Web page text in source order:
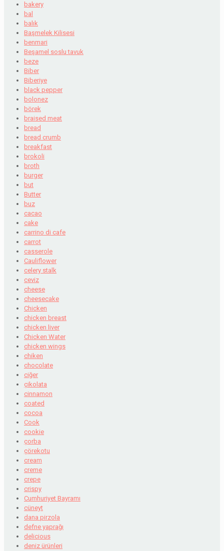
bakery
bal
balık
Başmelek Kilisesi
benmari
Beşamel soslu tavuk
beze
Biber
Biberiye
black pepper
bolonez
börek
braised meat
bread
bread crumb
breakfast
brokoli
broth
burger
but
Butter
buz
cacao
cake
carrino di cafe
carrot
casserole
Cauliflower
celery stalk
ceviz
cheese
cheesecake
Chicken
chicken breast
chicken liver
Chicken Water
chicken wings
chiken
chocolate
ciğer
çikolata
cinnamon
coated
cocoa
Cook
cookie
çorba
çörekotu
cream
creme
crepe
crispy
Cumhuriyet Bayramı
cüneyt
dana pirzola
defne yaprağı
delicious
deniz ürünleri